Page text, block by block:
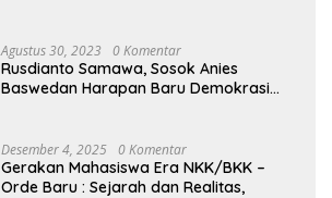
Agustus 30, 2023 0 Komentar
Rusdianto Samawa, Sosok Anies
Baswedan Harapan Baru Demokrasi
Desember 4, 2025 0 Komentar
Gerakan Mahasiswa Era NKK/BKK –
Orde Baru : Sejarah dan Realitas,